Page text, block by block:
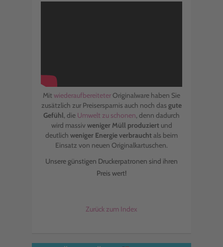
Mitwiederaufbereiteter Originalware haben Sie
zusätzlich zur Preisersparnis auch noch das gute
Gefühl, die Umwelt zu schonen, denn dadurch
wird massivweniger Müll produziertund
deutlich weniger Energie verbrauchtals beim
Einsatz von neuen Originalkartuschen.
Unsere günstigen Druckerpatronen sind ihren
Preis wert!
Zurück zum Index